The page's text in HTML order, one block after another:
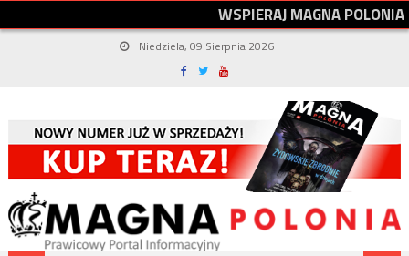
WSPIERAJMAGNAPOLONIA
Niedziela, 09 Sierpnia 2026